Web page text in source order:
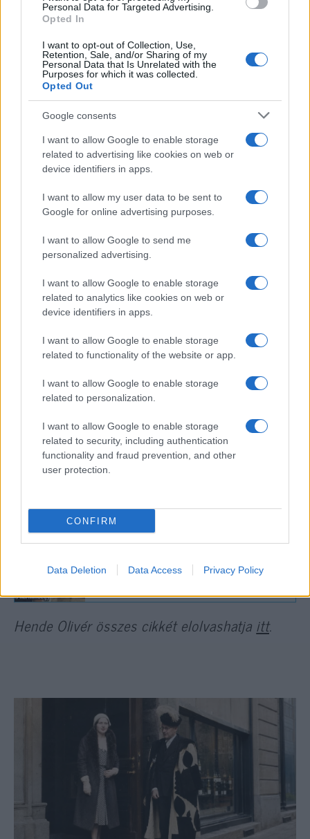
Personal Data for Targeted Advertising.
Opted In
I want to opt-out of Collection, Use,
Retention, Sale, and/or Sharing of my
Personal Data that Is Unrelated with the
Purposes for which it was collected.
Opted Out
Google consents
I want to allow Google to enable storage
related to advertising like cookies on web or
device identifiers in apps.
I want to allow my user data to be sent to
Google for online advertising purposes.
I want to allow Google to send me
personalized advertising.
I want to allow Google to enable storage
related to analytics like cookies on web or
device identifiers in apps.
I want to allow Google to enable storage
related to functionality of the website or app.
I want to allow Google to enable storage
related to personalization.
I want to allow Google to enable storage
related to security, including authentication
functionality and fraud prevention, and other
user protection.
CONFIRM
Data Deletion Data Access Privacy Policy
tüntetést, hogy Netanjahu nem
utazott Budapestre.
A megmozduláson a palesztin terrort éltető
dalok eléneklésével tiltakoztak Izrael ellen: a
kissé hamiskásan felcsendülőLeve Palestina
című dal szövege például arról szólt, hogy
„Éljen Palesztina, vesszen a cionizmus”, de
volt benne olyan rész is, hogy „Büszkén
köveket vetettünk, zsoldosra és rendőrre, és
rakétákat lőttünk ádáz ellenségünkre”.
A márciusi tüntetést megelőzően 2025.
október 6-án – egy nappal az október 7-i
mészárlás második évfordulója előtt –
tüntetésa budapesti Nyugati téren, amelyen
több alkalommal is elhangzott a „Halál az
IDF-re!”, a „Szabad Palesztinát!” és a „From
the River to the Sea!”.
Walter Richárd, a gázai Bobmester és a
emlékműnél akcióztak Greta
Thunberg magyar pajtásai
Hende Olivér összes cikkét elolvashatja itt.